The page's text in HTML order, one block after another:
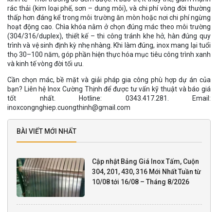
rác thải (kim loại phế, sơn – dung môi), và chi phí vòng đời thường
thấp hơn đáng kể trong môi trường ăn mòn hoặc nơi chi phí ngừng
hoạt động cao. Chìa khóa nằm ở chọn đúng mác theo môi trường
(304/316/duplex), thiết kế – thi công tránh khe hở, hàn đúng quy
trình và vệ sinh định kỳ nhẹ nhàng. Khi làm đúng, inox mang lại tuổi
thọ 30–100 năm, góp phần hiện thực hóa mục tiêu công trình xanh
và kinh tế vòng đời tối ưu.
Cần chọn mác, bề mặt và giải pháp gia công phù hợp dự án của
bạn? Liên hệ Inox Cường Thịnh để được tư vấn kỹ thuật và báo giá
tốt nhất. Hotline: 0343.417.281. Email:
inoxcongnghiep.cuongthinh@gmail.com
BÀI VIẾT MỚI NHẤT
Cập nhật Bảng Giá Inox Tấm, Cuộn
304, 201, 430, 316 Mới Nhất Tuần từ
10/08 tới 16/08 – Tháng 8/2026